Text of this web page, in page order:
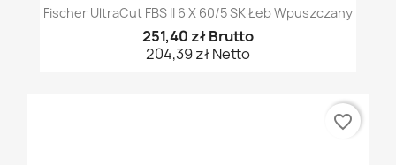
Fischer UltraCut FBS II 6 X 60/5 SK Łeb Wpuszczany
251,40 zł Brutto
204,39 zł Netto
favorite_border